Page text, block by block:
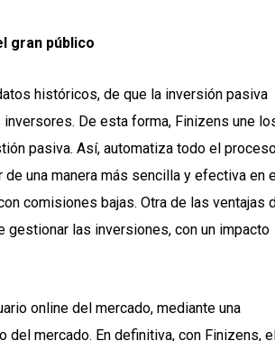
gran público
históricos, de que la inversión pasiva
De esta forma, Finizens une
pasiva. Así, automatiza todo el
una manera más sencilla y efectiva en
comisiones bajas. Otra de las ventajas
las inversiones, con un impacto
online del mercado, mediante una
mercado. En definitiva, con Finizens,